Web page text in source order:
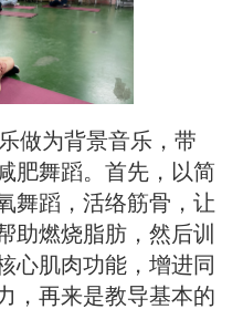
做为背景音乐，带
肥舞蹈。首先，以简
舞蹈，活络筋骨，让
助燃烧脂肪，然后训
心肌肉功能，增进同
，再来是教导基本的